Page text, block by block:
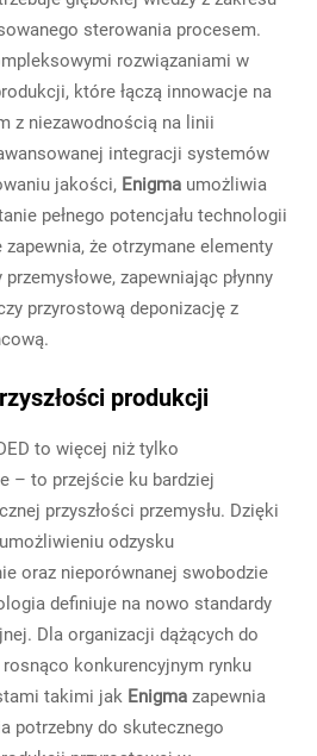
sterowania procesem.
rozwiązaniami w
które łączą innowacje na
z niezawodnością na linii
integracji systemów
jakości, Enigma umożliwia
pełnego potencjału technologii
zapewnia, że otrzymane elementy
zapewniając płynny
przyrostową deponizację z
produkcji
to więcej niż tylko
– to przejście ku bardziej
przyszłości przemysłu. Dzięki
odzysku
oraz nieporównanej swobodzie
definiuje na nowo standardy
Dla organizacji dążących do
konkurencyjnym rynku
takimi jak Enigma zapewnia
potrzebny do skutecznego